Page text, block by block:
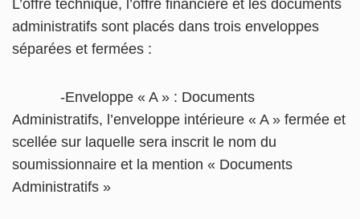
L’offre technique, l’offre financière et les documents
administratifs sont placés dans trois enveloppes
séparées et fermées :
-Enveloppe « A » : Documents
Administratifs, l’enveloppe intérieure « A » fermée et
scellée sur laquelle sera inscrit le nom du
soumissionnaire et la mention « Documents
Administratifs »